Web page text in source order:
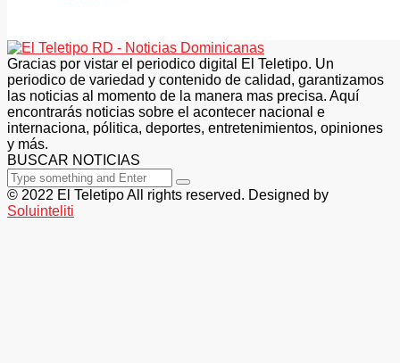
Gracias por vistar el periodico digital El Teletipo. Un
periodico de variedad y contenido de calidad, garantizamos
las noticias al momento de la manera mas precisa. Aquí
encontrarás noticias sobre el acontecer nacional e
internaciona, pólitica, deportes, entretenimientos, opiniones
y más.
BUSCAR NOTICIAS
© 2022 El Teletipo All rights reserved. Designed by
Soluinteliti